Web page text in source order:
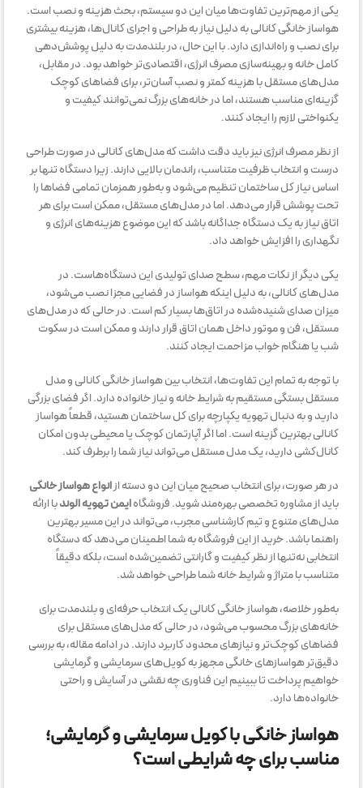
یکی از مهم‌ترین تفاوت‌ها میان این دو سیستم، بحث هزینه و نصب است.
هواساز خانگی کانالی به دلیل نیاز به طراحی و اجرای کانال‌ها، هزینه بیشتری
برای نصب و راه‌اندازی دارد. با این حال، در بلندمدت به دلیل پوشش‌دهی
کامل خانه و بهینه‌سازی مصرف انرژی، اقتصادی‌تر خواهد بود. در مقابل،
مدل‌های مستقل با هزینه کمتر و نصب آسان‌تر، برای فضاهای کوچک
گزینه‌ای مناسب هستند، اما در خانه‌های بزرگ نمی‌توانند کیفیت و
یکنواختی لازم را ایجاد کنند.
از نظر مصرف انرژی نیز باید دقت داشت که مدل‌های کانالی در صورت طراحی
درست و انتخاب ظرفیت متناسب، راندمان بالایی دارند. زیرا دستگاه تنها بر
اساس نیاز کل ساختمان تنظیم می‌شود و به‌طور همزمان تمامی فضاها را
تحت پوشش قرار می‌دهد. اما در مدل‌های مستقل، ممکن است برای هر
اتاق نیاز به یک دستگاه جداگانه باشد که این موضوع هزینه‌های انرژی و
نگهداری را افزایش خواهد داد.
یکی دیگر از نکات مهم، سطح صدای تولیدی این دستگاه‌هاست. در
مدل‌های کانالی، به دلیل اینکه هواساز در فضایی مجزا نصب می‌شود،
میزان صدای شنیده‌شده در اتاق‌ها بسیار کم است. در حالی که در مدل‌های
مستقل، فن و موتور داخل همان اتاق قرار دارند و ممکن است در سکوت
شب یا هنگام خواب مزاحمت ایجاد کنند.
با توجه به تمام این تفاوت‌ها، انتخاب بین هواساز خانگی کانالی و مدل
مستقل بستگی مستقیم به شرایط خانه و نیاز خانواده دارد. اگر فضای بزرگی
دارید و به دنبال تهویه یکپارچه برای کل ساختمان هستید، قطعاً هواساز
کانالی بهترین گزینه است. اما اگر آپارتمان کوچک یا محیطی بدون امکان
کانال‌کشی دارید، یک مدل مستقل می‌تواند نیاز شما را برطرف کند.
در هر صورت، برای انتخاب صحیح میان این دو دسته ازانواع هواساز خانگی
باید از مشاوره تخصصی بهره‌مند شوید. فروشگاهایمن تهویه الوندبا ارائه
مدل‌های متنوع و تیم کارشناسی مجرب، می‌تواند در این مسیر بهترین
راهنما باشد. خرید از این فروشگاه به شما اطمینان می‌دهد که دستگاه
انتخابی نه‌تنها از نظر کیفیت و گارانتی تضمین‌شده است، بلکه دقیقاً
متناسب با متراژ و شرایط خانه شما طراحی خواهد شد.
به‌طور خلاصه، هواساز خانگی کانالی یک انتخاب حرفه‌ای و بلندمدت برای
خانه‌های بزرگ محسوب می‌شود، در حالی که مدل‌های مستقل برای
فضاهای کوچک‌تر و نیازهای محدود کاربرد دارند. در ادامه مقاله، به بررسی
دقیق‌تر هواسازهای خانگی مجهز به کویل‌های سرمایشی و گرمایشی
خواهیم پرداخت تا ببینیم این فناوری چه نقشی در آسایش و راحتی
خانواده‌ها دارد.
هواساز خانگی با کویل سرمایشی و گرمایشی؛
مناسب برای چه شرایطی است؟